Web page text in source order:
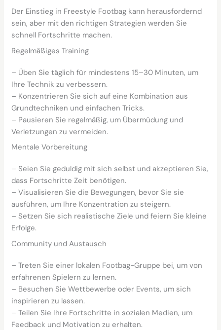
Der Einstieg in Freestyle Footbag kann herausfordernd
sein, aber mit den richtigen Strategien werden Sie
schnell Fortschritte machen.
Regelmäßiges Training
– Üben Sie täglich für mindestens 15–30 Minuten, um
Ihre Technik zu verbessern.
– Konzentrieren Sie sich auf eine Kombination aus
Grundtechniken und einfachen Tricks.
– Pausieren Sie regelmäßig, um Übermüdung und
Verletzungen zu vermeiden.
Mentale Vorbereitung
– Seien Sie geduldig mit sich selbst und akzeptieren Sie,
dass Fortschritte Zeit benötigen.
– Visualisieren Sie die Bewegungen, bevor Sie sie
ausführen, um Ihre Konzentration zu steigern.
– Setzen Sie sich realistische Ziele und feiern Sie kleine
Erfolge.
Community und Austausch
– Treten Sie einer lokalen Footbag-Gruppe bei, um von
erfahrenen Spielern zu lernen.
– Besuchen Sie Wettbewerbe oder Events, um sich
inspirieren zu lassen.
– Teilen Sie Ihre Fortschritte in sozialen Medien, um
Feedback und Motivation zu erhalten.